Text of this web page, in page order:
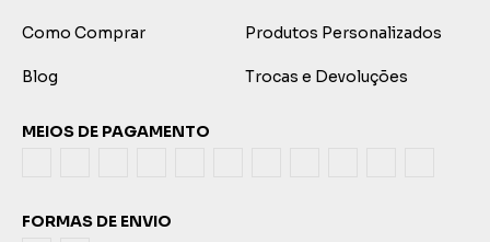
Como Comprar Produtos Personalizados
Blog Trocas e Devoluções
MEIOS DE PAGAMENTO
FORMAS DE ENVIO